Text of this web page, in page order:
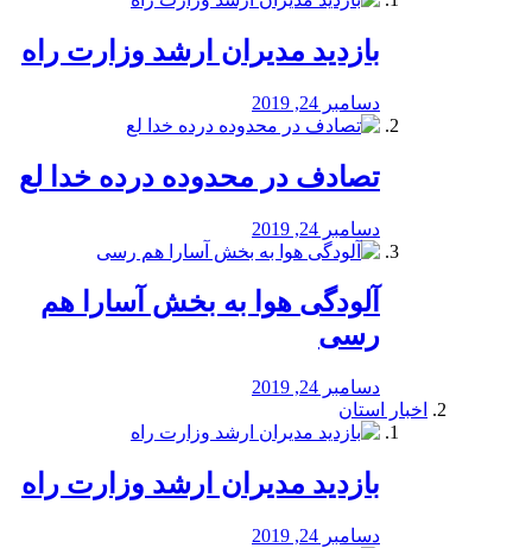
بازدید مدیران ارشد وزارت راه
دسامبر 24, 2019
تصادف در محدوده درده خدا لع
دسامبر 24, 2019
آلودگی هوا به بخش آسارا هم
رسی
دسامبر 24, 2019
اخبار استان
بازدید مدیران ارشد وزارت راه
دسامبر 24, 2019